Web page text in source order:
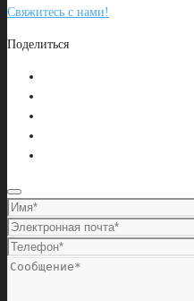
Свяжитесь с нами!
Поделиться